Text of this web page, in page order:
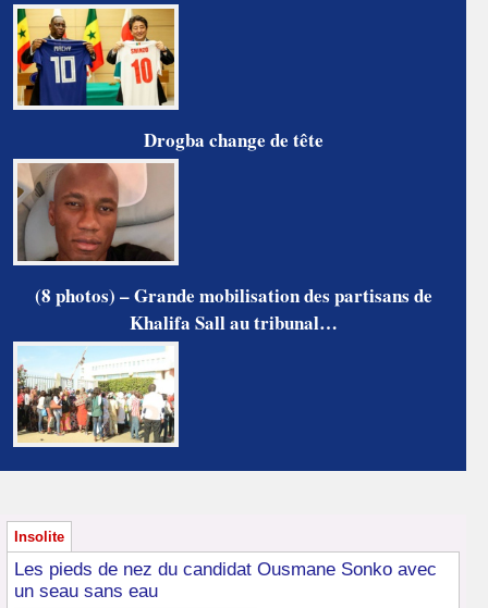
Drogba change de tête
(8 photos) – Grande mobilisation des partisans de
Khalifa Sall au tribunal…
Insolite
Les pieds de nez du candidat Ousmane Sonko avec
un seau sans eau